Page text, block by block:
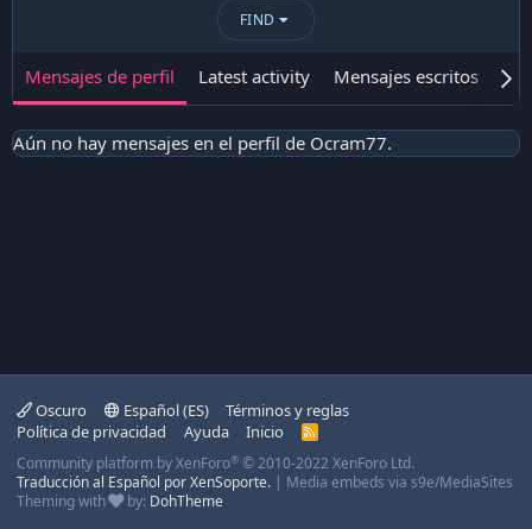
FIND
Mensajes de perfil Latest activity Mensajes escritos
Aún no hay mensajes en el perfil de Ocram77.
Oscuro Español (ES)
Términos y reglas
Política de privacidad
Ayuda Inicio
R
S
Community platform by XenForo® © 2010-2022 XenForo Ltd.
Traducción al Español por XenSoporte. | Media embeds via s9e/MediaSites
Theming with
by: DohTheme